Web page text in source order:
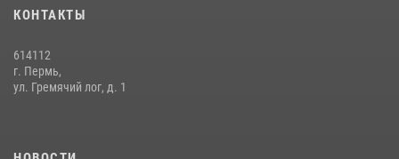
КОНТАКТЫ
614112
г. Пермь,
ул. Гремячий лог, д. 1